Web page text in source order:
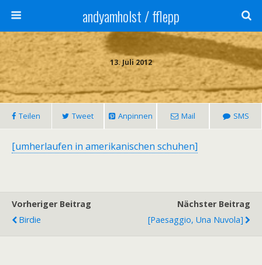
andyamholst / fflepp
13. Juli 2012
Teilen Tweet Anpinnen Mail SMS
[umherlaufen in amerikanischen schuhen]
Vorheriger Beitrag
Birdie
Nächster Beitrag
[Paesaggio, Una Nuvola]